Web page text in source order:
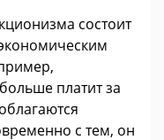
состоит
платит за
с тем, он